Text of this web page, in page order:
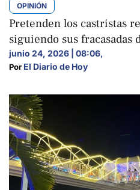
OPINIÓN
Pretenden los castristas
siguiendo sus fracasadas
junio 24, 2026 | 08:06,
Por El Diario de Hoy